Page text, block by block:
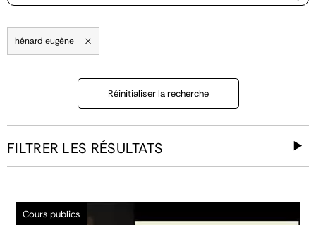
hénard eugène
Réinitialiser la recherche
FILTRER LES RÉSULTATS
Cours publics